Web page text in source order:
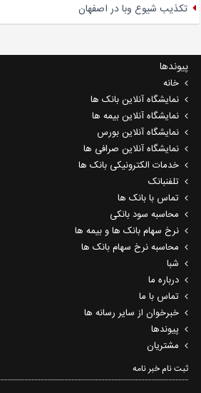
تکذیب شیوع وبا در اصفهان
پیوندها
خانه
نمایشگاه آنلاین بانک ها
نمایشگاه آنلاین بیمه ها
نمایشگاه آنلاین بورس
نمایشگاه آنلاین صرافی ها
خدمات الکترونیکی بانک ها
تلفنبانک
تماس با بانک ها
محاسبه سود بانکی
نرخ سهام بانک ها و بیمه ها
محاسبه نرخ سهام بانک ها
شبا
درباره ما
تماس با ما
خبرخوان از سایر رسانه ها
پیوندها
مشتریان
ثبت نام خبر نامه‌